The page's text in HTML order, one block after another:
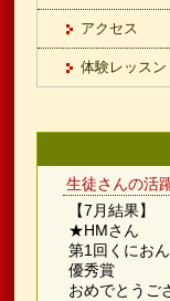
アクセス
体験レッスン
生徒さんの活
【7月結果】
★HMさん
第1回くにお
優秀賞
おめでとうご